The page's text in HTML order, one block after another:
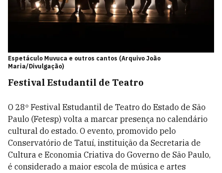
Espetáculo Muvuca e outros cantos (Arquivo João
Maria/Divulgação)
Festival Estudantil de Teatro
O 28º Festival Estudantil de Teatro do Estado de São
Paulo (Fetesp) volta a marcar presença no calendário
cultural do estado. O evento, promovido pelo
Conservatório de Tatuí, instituição da Secretaria de
Cultura e Economia Criativa do Governo de São Paulo,
é considerado a maior escola de música e artes